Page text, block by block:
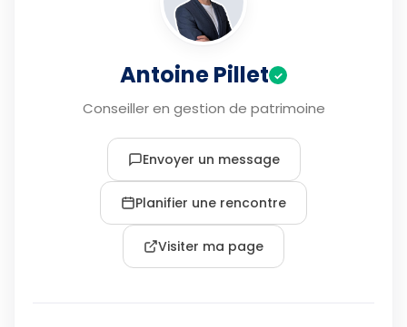
Antoine Pillet ✓
Conseiller en gestion de patrimoine
Envoyer un message
Planifier une rencontre
Visiter ma page